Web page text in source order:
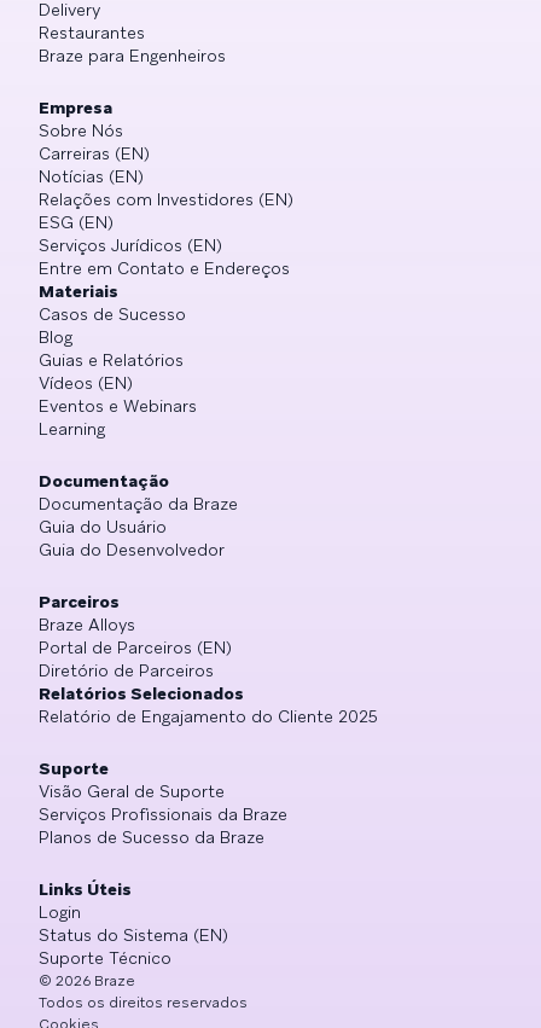
Delivery
Restaurantes
Braze para Engenheiros
Empresa
Sobre Nós
Carreiras (EN)
Notícias (EN)
Relações com Investidores (EN)
ESG (EN)
Serviços Jurídicos (EN)
Entre em Contato e Endereços
Materiais
Casos de Sucesso
Blog
Guias e Relatórios
Vídeos (EN)
Eventos e Webinars
Learning
Documentação
Documentação da Braze
Guia do Usuário
Guia do Desenvolvedor
Parceiros
Braze Alloys
Portal de Parceiros (EN)
Diretório de Parceiros
Relatórios Selecionados
Relatório de Engajamento do Cliente 2025
Suporte
Visão Geral de Suporte
Serviços Profissionais da Braze
Planos de Sucesso da Braze
Links Úteis
Login
Status do Sistema (EN)
Suporte Técnico
© 2026 Braze
Todos os direitos reservados
Cookies